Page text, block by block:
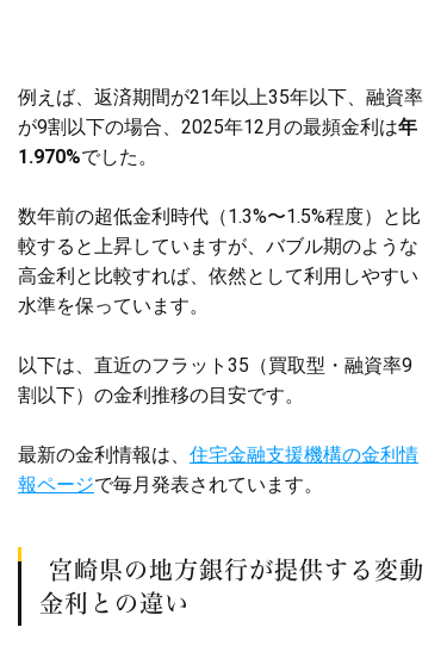
例えば、返済期間が21年以上35年以下、融資率
が9割以下の場合、2025年12月の最頻金利は年
1.970%でした。
数年前の超低金利時代（1.3%〜1.5%程度）と比
較すると上昇していますが、バブル期のような
高金利と比較すれば、依然として利用しやすい
水準を保っています。
以下は、直近のフラット35（買取型・融資率9
割以下）の金利推移の目安です。
最新の金利情報は、 住宅金融支援機構の金利情
報ページで毎月発表されています。
宮崎県の地方銀行が提供する変動
金利との違い